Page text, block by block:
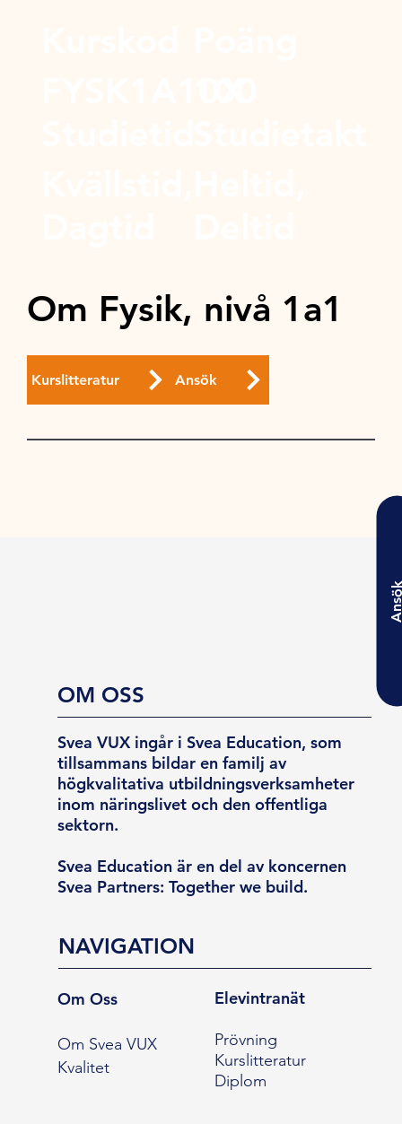
Om Fysik, nivå 1a1
Kurslitteratur Ansök
OM OSS
Svea VUX ingår i Svea Education, som
tillsammans bildar en familj av
högkvalitativa utbildningsverksamheter
inom näringslivet och den offentliga
sektorn.
Svea Education är en del av koncernen
Svea Partners: Together we build.
NAVIGATION
Om Oss
Om Svea VUX
Kvalitet
Elevintranät
Prövning
Kurslitteratur
Diplom